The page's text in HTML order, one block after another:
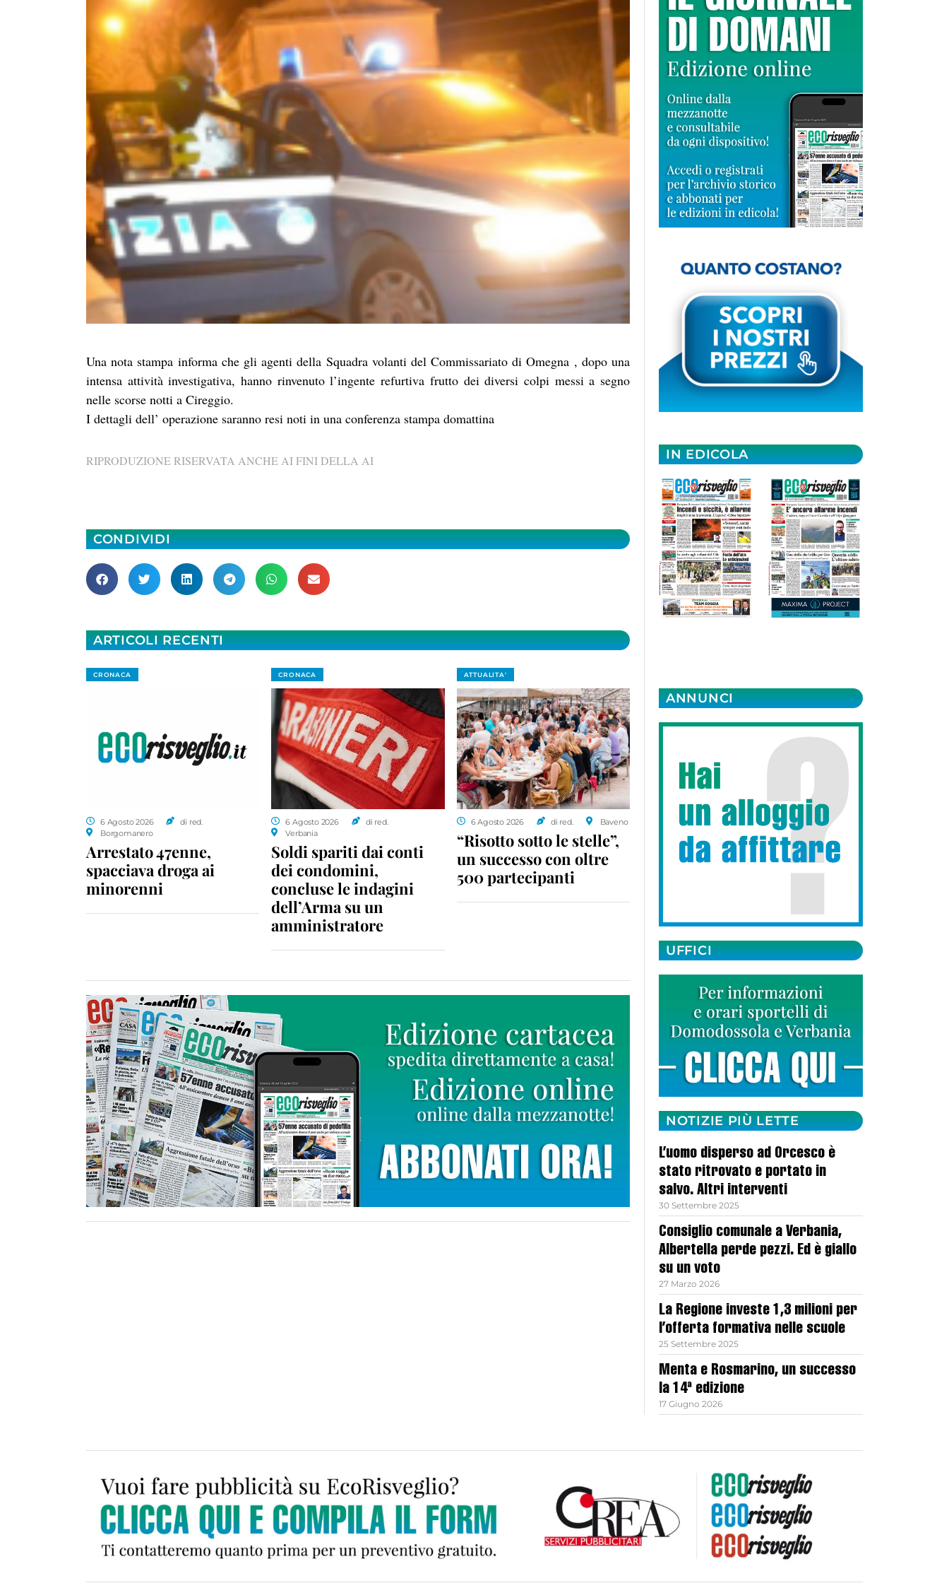
Una nota stampa informa che gli agenti della Squadra volanti del Commissariato di Omegna , dopo una
intensa attività investigativa, hanno rinvenuto l’ingente refurtiva frutto dei diversi colpi messi a segno
nelle scorse notti a Cireggio.
I dettagli dell’ operazione saranno resi noti in una conferenza stampa domattina
RIPRODUZIONE RISERVATA ANCHE AI FINI DELLA AI
CONDIVIDI
ARTICOLI RECENTI
CRONACA
6 Agosto 2026
di red.
Borgomanero
Arrestato 47enne,
spacciava droga ai
minorenni
CRONACA
6 Agosto 2026
di red.
Verbania
Soldi spariti dai conti
dei condomini,
concluse le indagini
dell’Arma su un
amministratore
ATTUALITA'
6 Agosto 2026 di red. Baveno
“Risotto sotto le stelle”,
un successo con oltre
500 partecipanti
IN EDICOLA
ANNUNCI
UFFICI
NOTIZIE PIÙ LETTE
L’uomo disperso ad Orcesco è
stato ritrovato e portato in
salvo. Altri interventi
30 Settembre 2025
Consiglio comunale a Verbania,
Albertella perde pezzi. Ed è giallo
su un voto
27 Marzo 2026
La Regione investe 1,3 milioni per
l’offerta formativa nelle scuole
25 Settembre 2025
Menta e Rosmarino, un successo
la 14ª edizione
17 Giugno 2026